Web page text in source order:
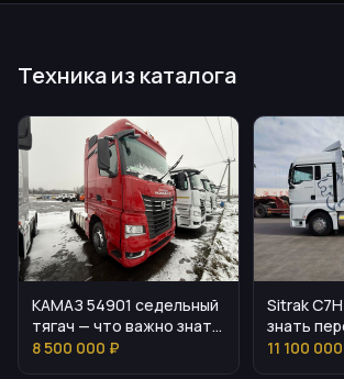
Техника из каталога
КАМАЗ 54901 седельный
тягач — что важно знать
перед покупкой
8 500 000 ₽
Sitrak
знать
тягача
11 100